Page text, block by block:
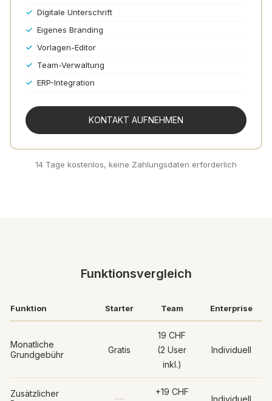
✓ Digitale Unterschrift
✓ Eigenes Branding
✓ Vorlagen-Editor
✓ Team-Verwaltung
✓ ERP-Integration
KONTAKT AUFNEHMEN
14 Tage kostenlos, keine Zahlungsdaten erforderlich
Funktionsvergleich
Funktion Starter Team Enterprise
Monatliche
Grundgebühr
Gratis
19 CHF
(2 User
inkl.)
Individuell
Zusätzlicher
—
+19 CHF
Individuell